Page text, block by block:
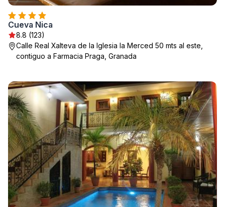
Cueva Nica
8.8 (123)
Calle Real Xalteva de la Iglesia la Merced 50 mts al este,
contiguo a Farmacia Praga, Granada